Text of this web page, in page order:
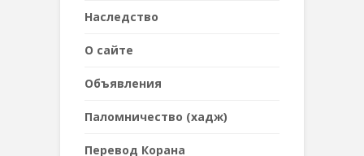
Наследствo
О сайте
Объявления
Паломничество (хадж)
Перевод Корана